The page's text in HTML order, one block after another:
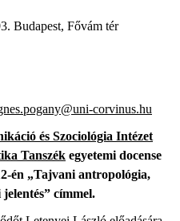
Budapest, Fővám tér
corvinus.hu
és Szociológia Intézet
Tanszék egyetemi docense
én „Tajvani antropológia,
címmel.